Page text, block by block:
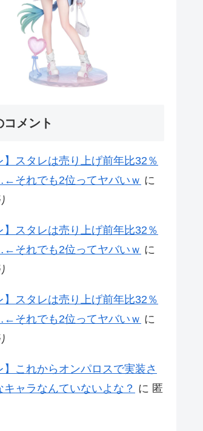
コメント
】スタレは売り上げ前年比32％
それでも2位ってヤバいｗ に
】スタレは売り上げ前年比32％
それでも2位ってヤバいｗ に
】スタレは売り上げ前年比32％
それでも2位ってヤバいｗ に
】これからオンパロスで実装さ
キャラなんていないよな？ に 匿